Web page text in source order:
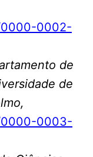
0002-
de
de
0003-